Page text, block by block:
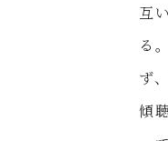
互
る
ず
傾